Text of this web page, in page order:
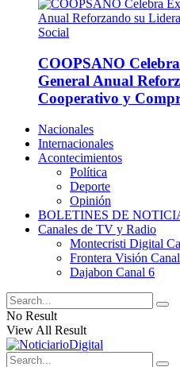
COOPSANO
General Anual
Cooperativo y
Nacionales
Internacionales
Acontecimientos
Política
Deporte
Opinión
BOLETINES DE
Canales de TV y Radio
Montecristi Digital
Frontera Visión
Dajabon Canal 6
No Result
View All Result